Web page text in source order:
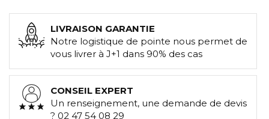
LIVRAISON GARANTIE
Notre logistique de pointe nous permet de
vous livrer à J+1 dans 90% des cas
CONSEIL EXPERT
Un renseignement, une demande de devis
? 02 47 54 08 29